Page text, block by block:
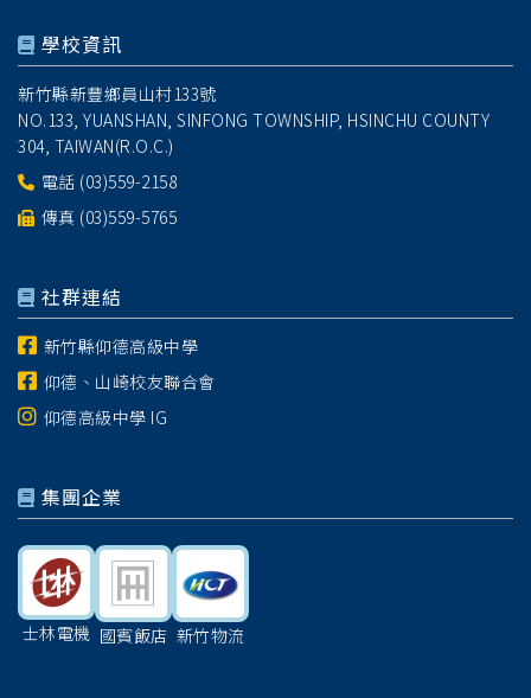
學校資訊
新竹縣新豐鄉員山村133號
NO.133, YUANSHAN, SINFONG TOWNSHIP, HSINCHU COUNTY
304, TAIWAN(R.O.C.)
電話 (03)559-2158
傳真 (03)559-5765
社群連結
新竹縣仰德高級中學
仰德、山崎校友聯合會
仰德高級中學 IG
集團企業
士林電機 國賓飯店 新竹物流